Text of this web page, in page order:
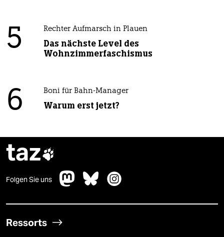
5 Rechter Aufmarsch in Plauen
Das nächste Level des
Wohnzimmerfaschismus
6 Boni für Bahn-Manager
Warum erst jetzt?
taz
Folgen Sie uns
Ressorts